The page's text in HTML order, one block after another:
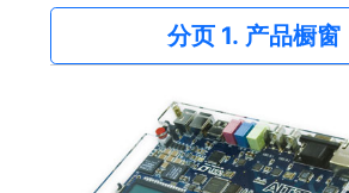
分页 1. 产品橱窗